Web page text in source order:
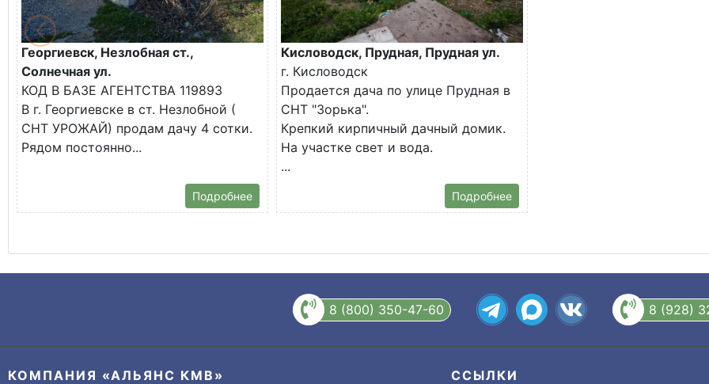
Георгиевск, Незлобная ст.,
Солнечная ул.
КОД В БАЗЕ АГЕНТСТВА 119893
В г. Георгиевске в ст. Незлобной (
СНТ УРОЖАЙ) продам дачу 4 сотки.
Рядом постоянно...
Подробнее
Кисловодск, Прудная, Прудная ул.
г. Кисловодск
Продается дача по улице Прудная в
СНТ "Зорька".
Крепкий кирпичный дачный домик.
На участке свет и вода.
...
Подробнее
8 (800) 350-47-60 8 (928)
КОМПАНИЯ «АЛЬЯНС КМВ»
ССЫЛКИ